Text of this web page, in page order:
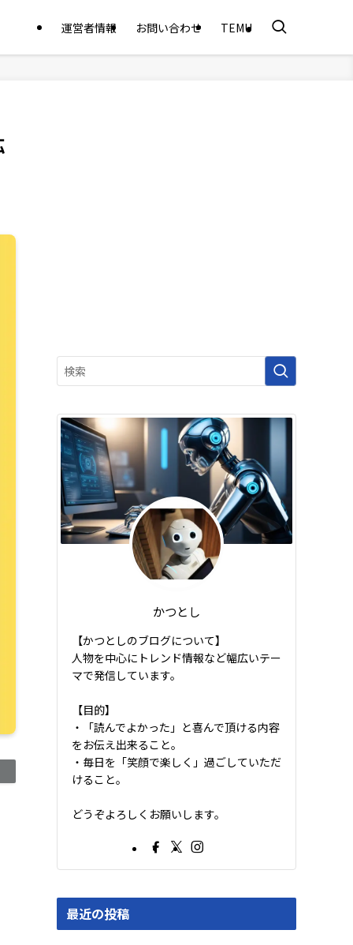
運営者情報 お問い合わせ TEMU
かつとし
【かつとしのブログについて】
人物を中心にトレンド情報など幅広いテー
マで発信しています。
【目的】
・「読んでよかった」と喜んで頂ける内容
をお伝え出来ること。
・毎日を「笑顔で楽しく」過ごしていただ
けること。
どうぞよろしくお願いします。
最近の投稿